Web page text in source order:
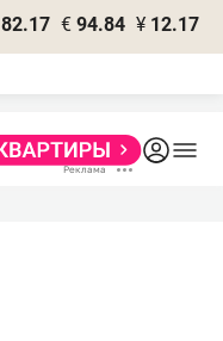
82.17 € 94.84 ¥ 12.17